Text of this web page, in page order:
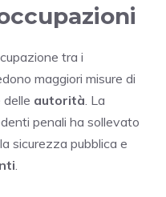
tra i
maggiori misure di
autorità. La
penali ha sollevato
sicurezza pubblica e
.